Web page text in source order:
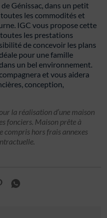
Génissac, dans un petit
les commodités et
IGC vous propose cette
les prestations
de concevoir les plans
pour une famille
un bel environnement.
et vous aidera
conception,
la réalisation d’une maison
fonciers. Maison prête à
compris hors frais annexes